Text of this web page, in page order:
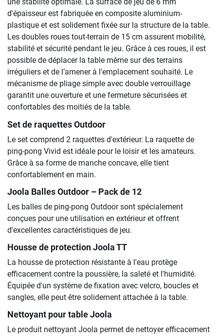
une stabilité optimale. La surface de jeu de 6 mm
d'épaisseur est fabriquée en composite aluminium-
plastique et est solidement fixée sur la structure de la table.
Les doubles roues tout-terrain de 15 cm assurent mobilité,
stabilité et sécurité pendant le jeu. Grâce à ces roues, il est
possible de déplacer la table même sur des terrains
irréguliers et de l’amener à l'emplacement souhaité. Le
mécanisme de pliage simple avec double verrouillage
garantit une ouverture et une fermeture sécurisées et
confortables des moitiés de la table.
Set de raquettes Outdoor
Le set comprend 2 raquettes d'extérieur. La raquette de
ping-pong Vivid est idéale pour le loisir et les amateurs.
Grâce à sa forme de manche concave, elle tient
confortablement en main.
Joola Balles Outdoor – Pack de 12
Les balles de ping-pong Outdoor sont spécialement
conçues pour une utilisation en extérieur et offrent
d'excellentes caractéristiques de jeu.
Housse de protection Joola TT
La housse de protection résistante à l'eau protège
efficacement contre la poussière, la saleté et l'humidité.
Équipée d'un système de fixation avec velcro, boucles et
sangles, elle peut être solidement attachée à la table.
Nettoyant pour table Joola
Le produit nettoyant Joola permet de nettoyer efficacement